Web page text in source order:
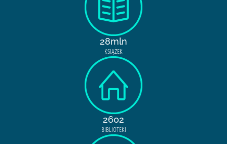
28mln
KSIĄŻEK
2602
BIBLIOTEKI